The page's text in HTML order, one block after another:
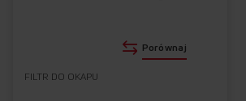
FILTR DO OKAPU
Porównaj